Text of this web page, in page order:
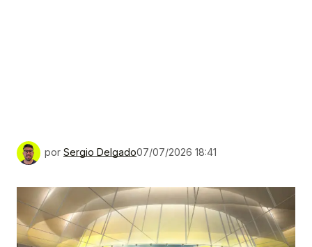
por Sergio Delgado07/07/2026 18:41